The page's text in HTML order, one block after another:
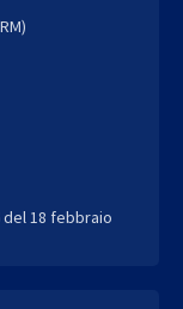
del 18 febbraio